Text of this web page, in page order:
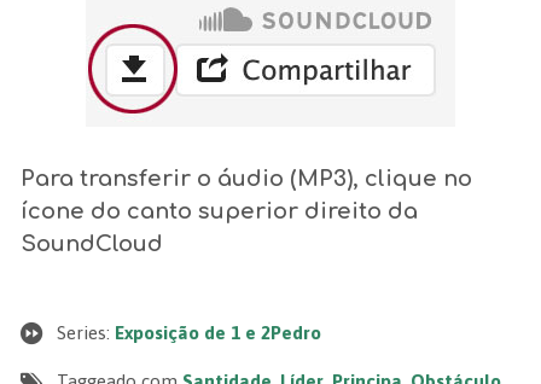
Para transferir o áudio (MP3), clique no
ícone do canto superior direito da
SoundCloud
Series: Exposição de 1 e 2Pedro